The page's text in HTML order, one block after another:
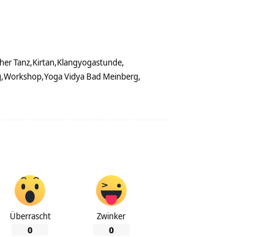
Tanz Kirtan Klangyogastunde
Workshop Yoga Vidya Bad Meinberg
Überrascht
0
Zwinker
0